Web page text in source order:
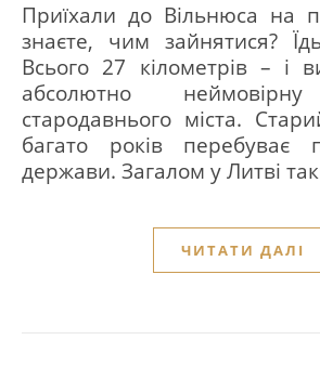
Приїхали до Вільнюса на пару днів і не
знаєте, чим зайнятися?
Всього 27 кілометрів – і
абсолютно
стародавнього міста.
багато років перебуває
держави. Загалом у Литві
ЧИТАТИ ДАЛІ